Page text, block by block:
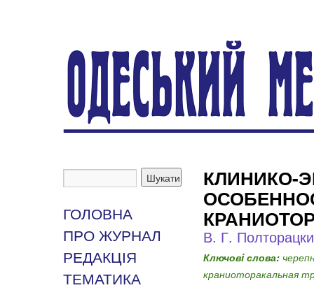
ГОЛОВНА
ПРО ЖУРНАЛ
РЕДАКЦІЯ
ТЕМАТИКА
КЛИНИКО-
В. Г.
Ключовi слова:
краниоторакальная